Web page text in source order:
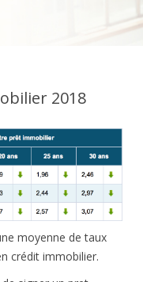
2018
moyenne de taux
crédit immobilier.